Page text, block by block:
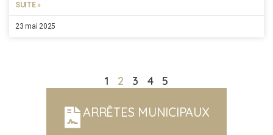
SUITE »
23 mai 2025
1 2 3 4 5
ARRÊTES MUNICIPAUX